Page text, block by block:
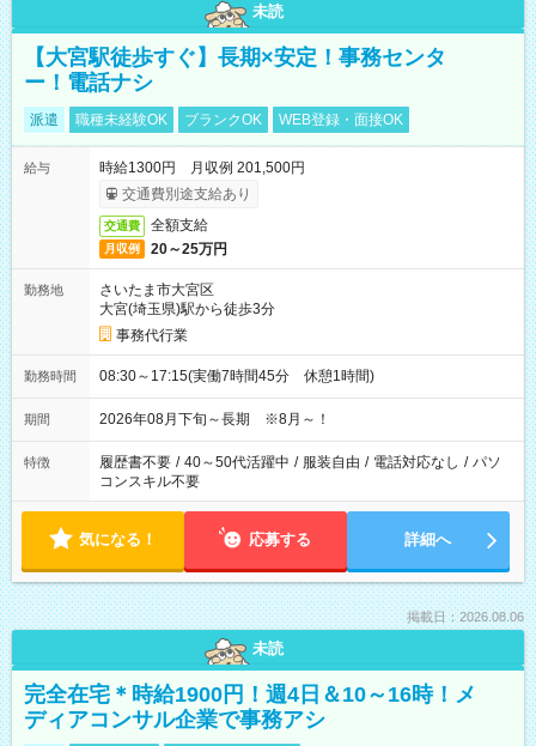
未読
【大宮駅徒歩すぐ】長期×安定！事務センタ
ー！電話ナシ
派遣 職種未経験OK ブランクOK WEB登録・面接OK
給与
時給1300円 月収例 201,500円
交通費別途支給あり
交通費 全額支給
月収例 20～25万円
勤務地
さいたま市大宮区
大宮(埼玉県)駅から徒歩3分
事務代行業
勤務時間 08:30～17:15(実働7時間45分 休憩1時間)
期間 2026年08月下旬～長期 ※8月～！
特徴 履歴書不要 / 40～50代活躍中 / 服装自由 / 電話対応なし / パソ
コンスキル不要
気になる！ 応募する 詳細へ
掲載日：2026.08.06
未読
完全在宅＊時給1900円！週4日＆10～16時！メ
ディアコンサル企業で事務アシ